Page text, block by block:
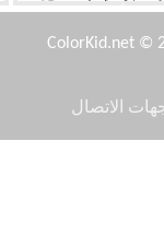
الأميرة في رحلة
ColorKid.net ©
الاتصال